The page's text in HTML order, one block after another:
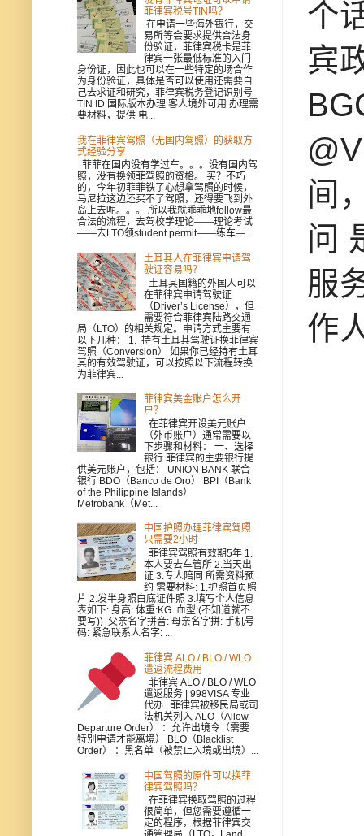
个
宾
间
问
服
作
菲律宾税号TIN吗？
在申请一些海外银行，交
易所等会要求提供合法身
份验证，菲律宾税卡是菲
律宾一张最低标准的入门
身份证，因此也可以在一些特定的场合作
为身份验证，具体是否可以使用还需要自
己去求证和研究，菲律宾税务登记识别号
TIN ID 国际版本办理 客人境外可用 办理需
要材料，提供 电...
我在菲律宾驾照（无国内驾照）的获取方
式经验分享
菲菲在国内没有学过车。。。没有国内驾
照，没有换领菲驾照的资格。 买？不巧
的，今年初菲菲铁了心想拿驾照的时候，
马尼拉这边还买不了驾照，还得要飞到外
岛上去呢。。。 所以我就乖乖地follow最
合法的流程，去驾校学理论——理论考试
——去LTO领student permit——练车—...
土耳其人在菲律宾申请驾
驶证容易吗？
土耳其国籍的外国人可以
在菲律宾申请驾驶证
（Driver’s License），但
需要符合菲律宾陆路交通
局（LTO）的相关规定。申请方式主要有
以下几种： 1. 持有土耳其驾驶证换菲律宾
驾照（Conversion） 如果你已经持有土耳
其的有效驾驶证，可以按照以下流程转换
为菲律宾...
菲律宾美金账户怎么开
户？
在菲律宾开设美元账户
（外币账户）通常需要以
下步骤和材料： 一、选择
银行 菲律宾的主要银行提
供美元账户，包括： UNION BANK 联合
银行 BDO（Banco de Oro） BPI（Bank
of the Philippine Islands）
Metrobank（Met...
中国护照办理菲律宾驾照
只需要2小时
菲律宾驾照有效期5年 1.
本人要去车管所 2.当天出
证 3.专人陪同 所需资料预
约 需要材料: 1.护照首页照
片 2.发半身照白底证件照 3.填写个人信息
表如下: 身高: 体重:KG 血型:(不知道就不
要写)) 父亲名字拼音: 母亲名字拼: 手机号
码: 紧急联系人名字: ...
菲律宾 ALO / BLO / WLO
遣返流程费用
菲律宾 ALO / BLO / WLO
遣返服务 | 998VISA 专业
代办 菲律宾被移民局或司
法机关列入 ALO（Allow
Departure Order） ：允许出境令（需要
特别申请才能离境） BLO（Blacklist
Order） ：黑名单（被禁止入境或出境）...
中国驾照的原件可以换菲
律宾驾照吗？
在菲律宾换取驾照的过程
很简单，但您需要遵循一
定的程序，根据菲律宾交